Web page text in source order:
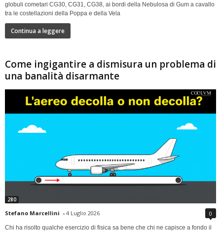
globuli cometari CG30, CG31, CG38, ai bordi della Nebulosa di Gum a cavallo
tra le costellazioni della Poppa e della Vela
Continua a leggere
Come ingigantire a dismisura un problema di
una banalità disarmante
280
Stefano Marcellini - 4 Luglio 2026 0
Chi ha risolto qualche esercizio di fisica sa bene che chi ne capisce a fondo il